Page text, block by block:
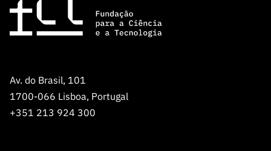
Av. do Brasil, 101
1700-066 Lisboa, Portugal
+351 213 924 300